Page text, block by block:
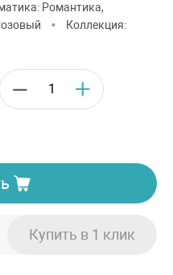
Романтика,
•
Коллекция: